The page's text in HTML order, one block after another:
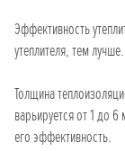
Эффективность
утеплителя, тем лучше.
Толщина
варьируется от 1 до
его эффективность.